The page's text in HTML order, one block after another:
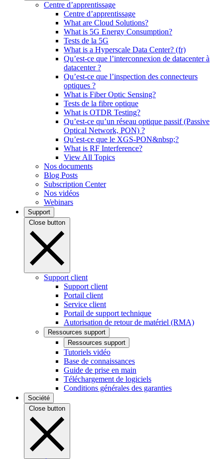
Centre d’apprentissage
Centre d’apprentissage
What are Cloud Solutions?
What is 5G Energy Consumption?
Tests de la 5G
What is a Hyperscale Data Center? (fr)
Qu’est-ce que l’interconnexion de datacenter à
datacenter ?
Qu’est-ce que l’inspection des connecteurs
optiques ?
What is Fiber Optic Sensing?
Tests de la fibre optique
What is OTDR Testing?
Qu’est-ce qu’un réseau optique passif (Passive
Optical Network, PON) ?
Qu’est-ce que le XGS-PON&nbsp;?
What is RF Interference?
View All Topics
Nos documents
Blog Posts
Subscription Center
Nos vidéos
Webinars
Support
Close button
Support client
Support client
Portail client
Service client
Portail de support technique
Autorisation de retour de matériel (RMA)
Ressources support
Ressources support
Tutoriels vidéo
Base de connaissances
Guide de prise en main
Téléchargement de logiciels
Conditions générales des garanties
Société
Close button